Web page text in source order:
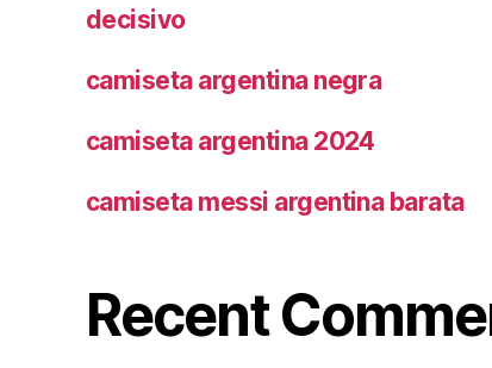
decisivo
camiseta argentina negra
camiseta argentina 2024
camiseta messi argentina barata
Recent